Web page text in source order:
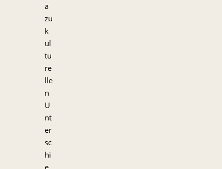
a
zu
k
ul
tu
re
lle
n
U
nt
er
sc
hi
e